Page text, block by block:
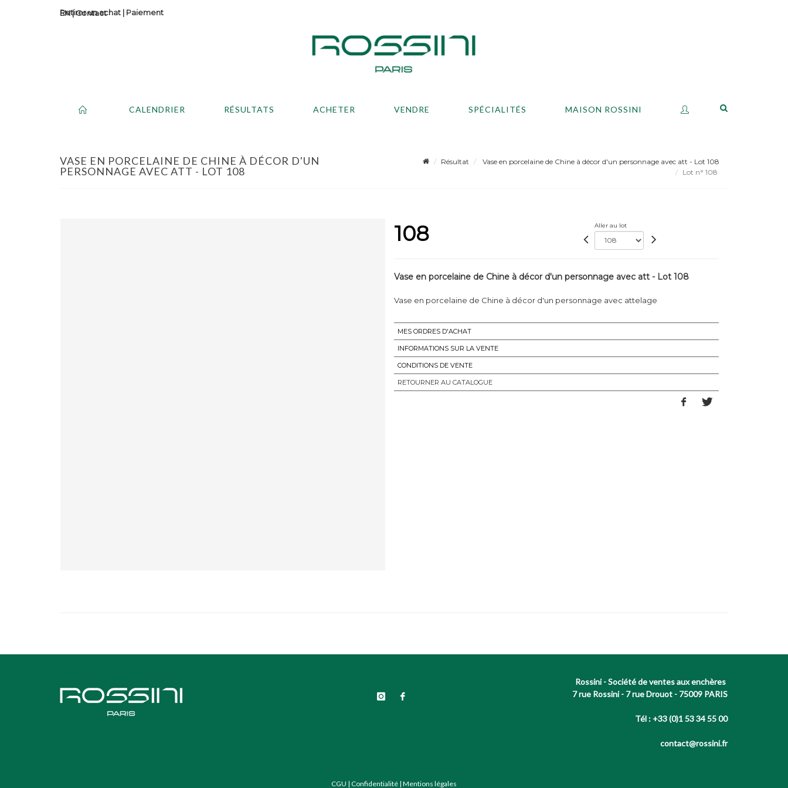
Contact
Retirer un achat | Paiement
CALENDRIER RÉSULTATS ACHETER VENDRE SPÉCIALITÉS MAISON ROSSINI
VASE EN PORCELAINE DE CHINE À DÉCOR D'UN
PERSONNAGE AVEC ATT - LOT 108
Résultat
Vase en porcelaine de Chine à décor d'un personnage avec att - Lot 108
Lot n° 108
108 Aller au lot
Vase en porcelaine de Chine à décor d'un personnage avec att - Lot 108
Vase en porcelaine de Chine à décor d'un personnage avec attelage
MES ORDRES D'ACHAT
INFORMATIONS SUR LA VENTE
CONDITIONS DE VENTE
RETOURNER AU CATALOGUE
Rossini - Société de ventes aux enchères
7 rue Rossini - 7 rue Drouot - 75009 PARIS
Tél : +33 (0)1 53 34 55 00
contact@rossini.fr
CGU | Confidentialité | Mentions légales